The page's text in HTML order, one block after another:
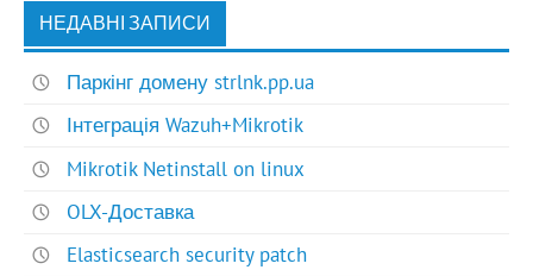
НЕДАВНІ ЗАПИСИ
Паркінг домену strlnk.pp.ua
Інтеграція Wazuh+Mikrotik
Mikrotik Netinstall on linux
OLX-Доставка
Elasticsearch security patch